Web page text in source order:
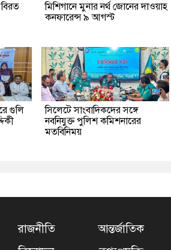
বিরত
মিশিগানে মুনার নর্থ জোনের দাওয়াহ
কনফারেন্স ৯ আগস্ট
গুলি
সিলেটে সাংবাদিকদের সঙ্গে
নবনিযুক্ত পুলিশ কমিশনারের
মতবিনিময়
রাজনীতি
আন্তর্জাতিক